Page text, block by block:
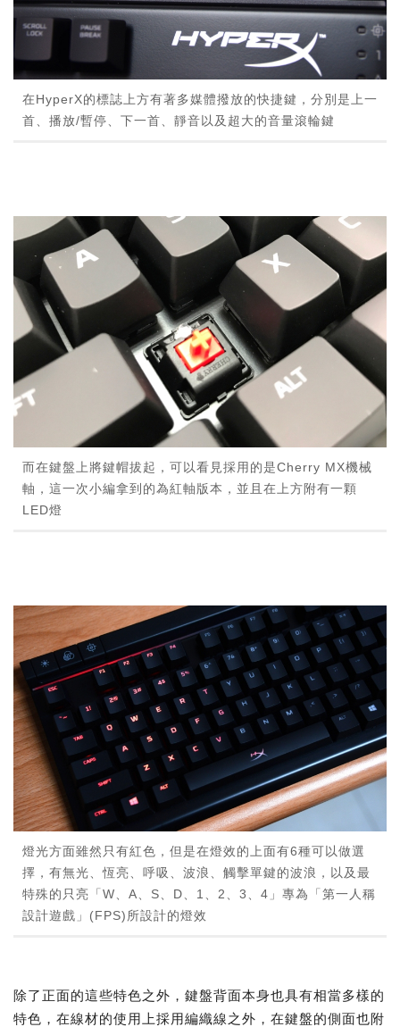
在HyperX的標誌上方有著多媒體撥放的快捷鍵，分別是上一
首、播放/暫停、下一首、靜音以及超大的音量滾輪鍵
而在鍵盤上將鍵帽拔起，可以看見採用的是Cherry MX機械
軸，這一次小編拿到的為紅軸版本，並且在上方附有一顆
LED燈
燈光方面雖然只有紅色，但是在燈效的上面有6種可以做選
擇，有無光、恆亮、呼吸、波浪、觸擊單鍵的波浪，以及最
特殊的只亮「W、A、S、D、1、2、3、4」專為「第一人稱
設計遊戲」(FPS)所設計的燈效
除了正面的這些特色之外，鍵盤背面本身也具有相當多樣的
特色，在線材的使用上採用編織線之外，在鍵盤的側面也附